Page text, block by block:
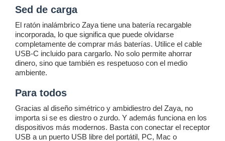
Sed de carga
El ratón inalámbrico Zaya tiene una batería recargable
incorporada, lo que significa que puede olvidarse
completamente de comprar más baterías. Utilice el cable
USB-C incluido para cargarlo. No solo permite ahorrar
dinero, sino que también es respetuoso con el medio
ambiente.
Para todos
Gracias al diseño simétrico y ambidiestro del Zaya, no
importa si se es diestro o zurdo. Y además funciona en los
dispositivos más modernos. Basta con conectar el receptor
USB a un puerto USB libre del portátil, PC, Mac o